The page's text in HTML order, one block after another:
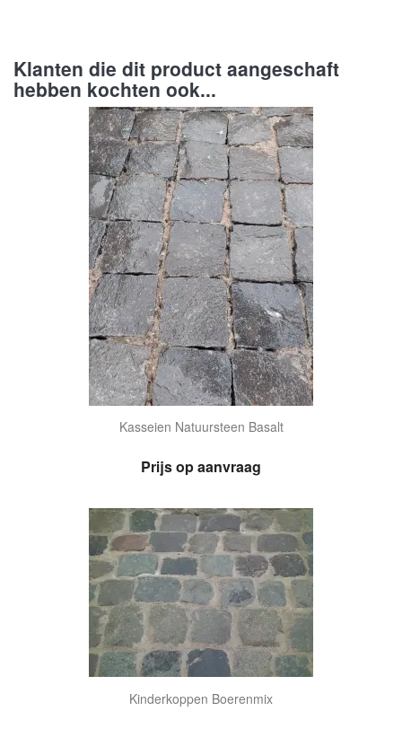
Klanten die dit product aangeschaft
hebben kochten ook...
Kasseien Natuursteen Basalt
Prijs op aanvraag
Kinderkoppen Boerenmix